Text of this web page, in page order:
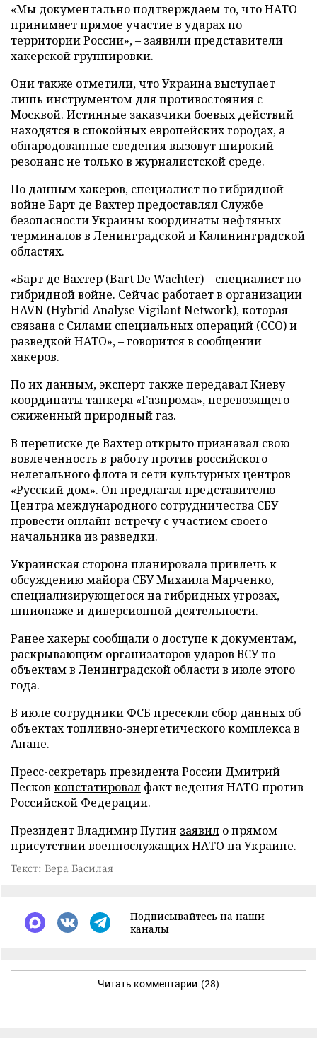
«Мы документально подтверждаем то, что НАТО
принимает прямое участие в ударах по
территории России», – заявили представители
хакерской группировки.
Они также отметили, что Украина выступает
лишь инструментом для противостояния с
Москвой. Истинные заказчики боевых действий
находятся в спокойных европейских городах, а
обнародованные сведения вызовут широкий
резонанс не только в журналистской среде.
По данным хакеров, специалист по гибридной
войне Барт де Вахтер предоставлял Службе
безопасности Украины координаты нефтяных
терминалов в Ленинградской и Калининградской
областях.
«Барт де Вахтер (Bart De Wachter) – специалист по
гибридной войне. Сейчас работает в организации
HAVN (Hybrid Analyse Vigilant Network), которая
связана с Силами специальных операций (ССО) и
разведкой НАТО», – говорится в сообщении
хакеров.
По их данным, эксперт также передавал Киеву
координаты танкера «Газпрома», перевозящего
сжиженный природный газ.
В переписке де Вахтер открыто признавал свою
вовлеченность в работу против российского
нелегального флота и сети культурных центров
«Русский дом». Он предлагал представителю
Центра международного сотрудничества СБУ
провести онлайн-встречу с участием своего
начальника из разведки.
Украинская сторона планировала привлечь к
обсуждению майора СБУ Михаила Марченко,
специализирующегося на гибридных угрозах,
шпионаже и диверсионной деятельности.
Ранее хакеры сообщали о доступе к документам,
раскрывающим организаторов ударов ВСУ по
объектам в Ленинградской области в июле этого
года.
В июле сотрудники ФСБ пресекли сбор данных об
объектах топливно-энергетического комплекса в
Анапе.
Пресс-секретарь президента России Дмитрий
Песков констатировал факт ведения НАТО против
Российской Федерации.
Президент Владимир Путин заявил о прямом
присутствии военнослужащих НАТО на Украине.
Текст: Вера Басилая
Подписывайтесь на наши
каналы
Читать комментарии (28)